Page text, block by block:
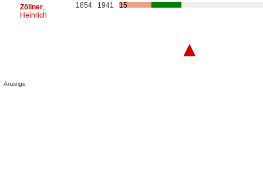
Zöllner,
Heinrich
1854 1941 15
▲
Anzeige